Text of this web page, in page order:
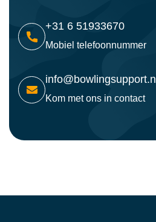
+31 6 51933670
Mobiel telefoonnummer
info@bowlingsupport.nl
Kom met ons in contact